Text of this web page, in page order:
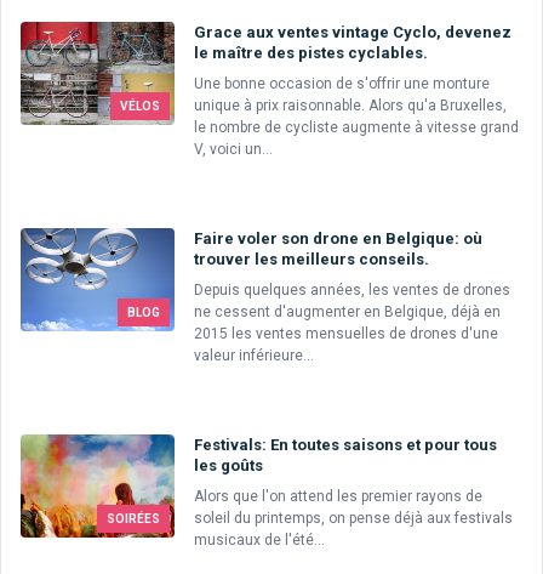
VÉLOS
Grace aux ventes vintage Cyclo, devenez
le maître des pistes cyclables.
Une bonne occasion de s'offrir une monture
unique à prix raisonnable. Alors qu'a Bruxelles,
le nombre de cycliste augmente à vitesse grand
V, voici un...
BLOG
Faire voler son drone en Belgique: où
trouver les meilleurs conseils.
Depuis quelques années, les ventes de drones
ne cessent d'augmenter en Belgique, déjà en
2015 les ventes mensuelles de drones d'une
valeur inférieure...
SOIRÉES
Festivals: En toutes saisons et pour tous
les goûts
Alors que l'on attend les premier rayons de
soleil du printemps, on pense déjà aux festivals
musicaux de l'été...